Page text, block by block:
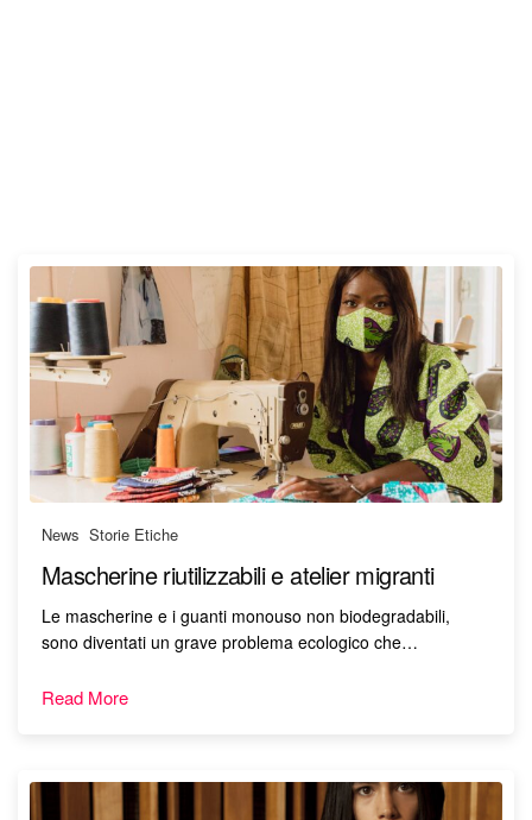
News Storie Etiche
Mascherine riutilizzabili e atelier migranti
Le mascherine e i guanti monouso non biodegradabili,
sono diventati un grave problema ecologico che…
Read More